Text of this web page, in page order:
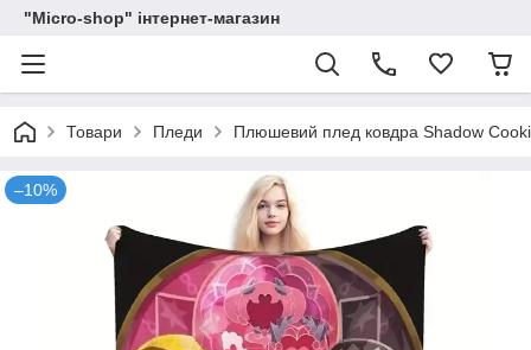
"Micro-shop" інтернет-магазин
Товари Пледи Плюшевий плед ковдра Shadow
–10%